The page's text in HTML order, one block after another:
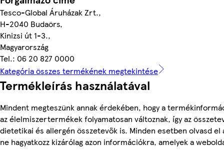
Tesco-Global Áruházak Zrt.,
H-2040 Budaörs,
Kinizsi út 1-3.,
Magyarország
Tel.: 06 20 827 0000
Kategória összes termékének megtekintése
Termékleírás használatával
Mindent megteszünk annak érdekében, hogy a
az élelmiszertermékek folyamatosan változnak, így az
dietetikai és allergén összetevők is. Minden esetben olvasd
ne hagyatkozz kizárólag azon információkra, amelyek a